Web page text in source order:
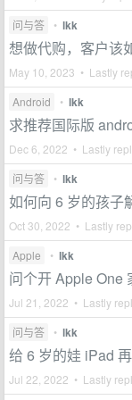
问与答 • lkk
想做代购，客户该
May 10, 2023 • Lastly
Android • lkk
求推荐国际版
Dec 6, 2022 • Lastly
问与答 • lkk
如何向 6 岁的孩子
Oct 30, 2022 • Lastly
Apple • lkk
问个开 Apple One
Jul 21, 2022 • Lastly
问与答 • lkk
给 6 岁的娃 iPad
Jul 22, 2022 • Lastly